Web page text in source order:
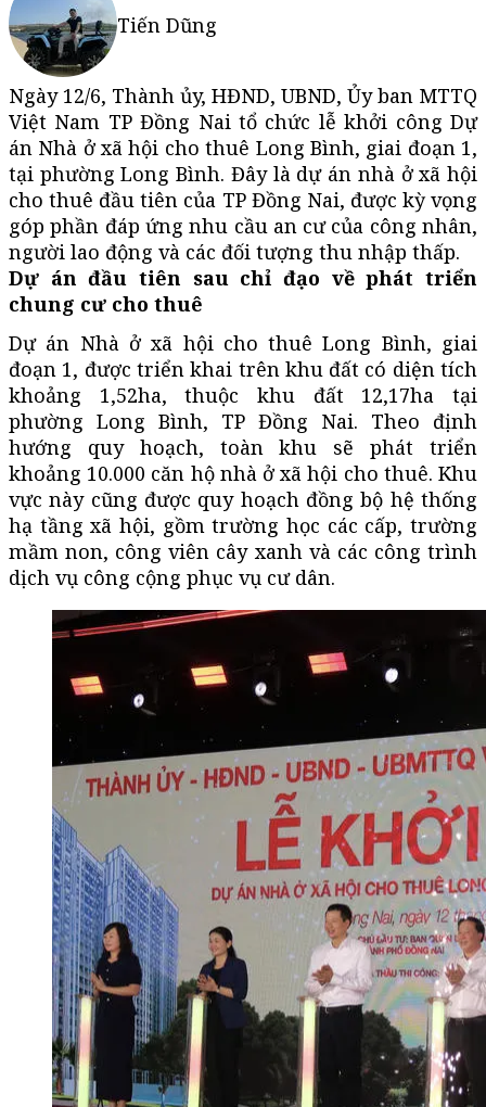
Tiến Dũng
Ngày 12/6, Thành ủy, HĐND, UBND, Ủy ban MTTQ
Việt Nam TP Đồng Nai tổ chức lễ khởi công Dự
án Nhà ở xã hội cho thuê Long Bình, giai đoạn 1,
tại phường Long Bình. Đây là dự án nhà ở xã hội
cho thuê đầu tiên của TP Đồng Nai, được kỳ vọng
góp phần đáp ứng nhu cầu an cư của công nhân,
người lao động và các đối tượng thu nhập thấp.
Dự án đầu tiên sau chỉ đạo về phát triển
chung cư cho thuê
Dự án Nhà ở xã hội cho thuê Long Bình, giai
đoạn 1, được triển khai trên khu đất có diện tích
khoảng 1,52ha, thuộc khu đất 12,17ha tại
phường Long Bình, TP Đồng Nai. Theo định
hướng quy hoạch, toàn khu sẽ phát triển
khoảng 10.000 căn hộ nhà ở xã hội cho thuê. Khu
vực này cũng được quy hoạch đồng bộ hệ thống
hạ tầng xã hội, gồm trường học các cấp, trường
mầm non, công viên cây xanh và các công trình
dịch vụ công cộng phục vụ cư dân.